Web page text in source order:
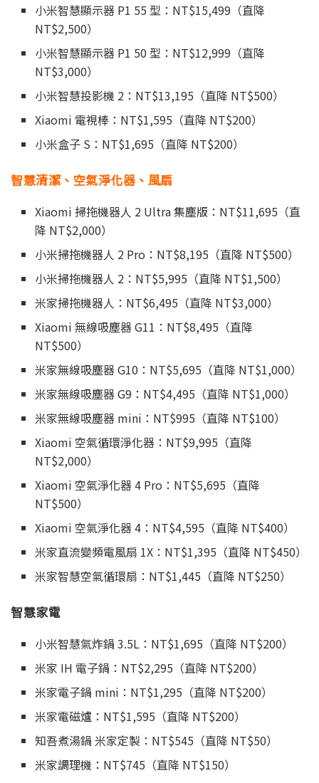
小米智慧顯示器 P1 55 型：NT$15,499（直降
NT$2,500）
小米智慧顯示器 P1 50 型：NT$12,999（直降
NT$3,000）
小米智慧投影機 2：NT$13,195（直降 NT$500）
Xiaomi 電視棒：NT$1,595（直降 NT$200）
小米盒子 S：NT$1,695（直降 NT$200）
智慧清潔、空氣淨化器、風扇
Xiaomi 掃拖機器人 2 Ultra 集塵版：NT$11,695（直
降 NT$2,000）
小米掃拖機器人 2 Pro：NT$8,195（直降 NT$500）
小米掃拖機器人 2：NT$5,995（直降 NT$1,500）
米家掃拖機器人：NT$6,495（直降 NT$3,000）
Xiaomi 無線吸塵器 G11：NT$8,495（直降
NT$500）
米家無線吸塵器 G10：NT$5,695（直降 NT$1,000）
米家無線吸塵器 G9：NT$4,495（直降 NT$1,000）
米家無線吸塵器 mini：NT$995（直降 NT$100）
Xiaomi 空氣循環淨化器：NT$9,995（直降
NT$2,000）
Xiaomi 空氣淨化器 4 Pro：NT$5,695（直降
NT$500）
Xiaomi 空氣淨化器 4：NT$4,595（直降 NT$400）
米家直流變頻電風扇 1X：NT$1,395（直降 NT$450）
米家智慧空氣循環扇：NT$1,445（直降 NT$250）
智慧家電
小米智慧氣炸鍋 3.5L：NT$1,695（直降 NT$200）
米家 IH 電子鍋：NT$2,295（直降 NT$200）
米家電子鍋 mini：NT$1,295（直降 NT$200）
米家電磁爐：NT$1,595（直降 NT$200）
知吾煮湯鍋 米家定製：NT$545（直降 NT$50）
米家調理機：NT$745（直降 NT$150）